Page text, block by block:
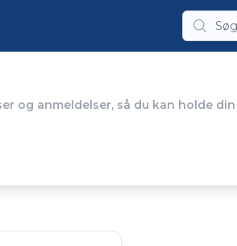
og anmeldelser, så du kan holde